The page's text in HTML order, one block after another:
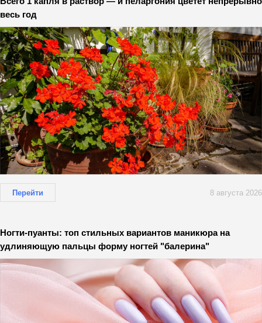
весь год
Перейти 8 августа 2026
Ногти-пуанты: топ стильных вариантов маникюра на
удлиняющую пальцы форму ногтей "балерина"